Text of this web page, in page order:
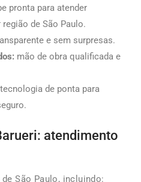
pronta para atender
de São Paulo.
e sem surpresas.
mão de obra qualificada e
tecnologia de ponta para
atendimento
São Paulo, incluindo: